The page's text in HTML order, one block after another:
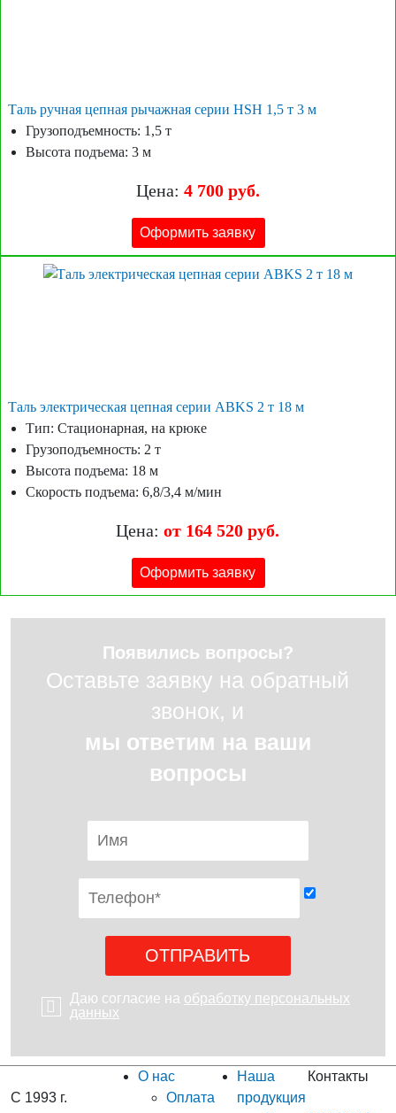
Таль ручная цепная рычажная серии HSH 1,5 т 3 м
Грузоподъемность: 1,5 т
Высота подъема: 3 м
Цена: 4 700 руб.
Оформить заявку
Таль электрическая цепная серии ABKS 2 т 18 м
Тип: Стационарная, на крюке
Грузоподъемность: 2 т
Высота подъема: 18 м
Скорость подъема: 6,8/3,4 м/мин
Цена:от 164 520 руб.
Оформить заявку
Появились вопросы?
Оставьте заявку на обратный
звонок, и
мы ответим на ваши
вопросы
Даю согласие на обработку персональных
данных
С 1993 г.
О нас
Оплата
Наша
продукция
Контакты